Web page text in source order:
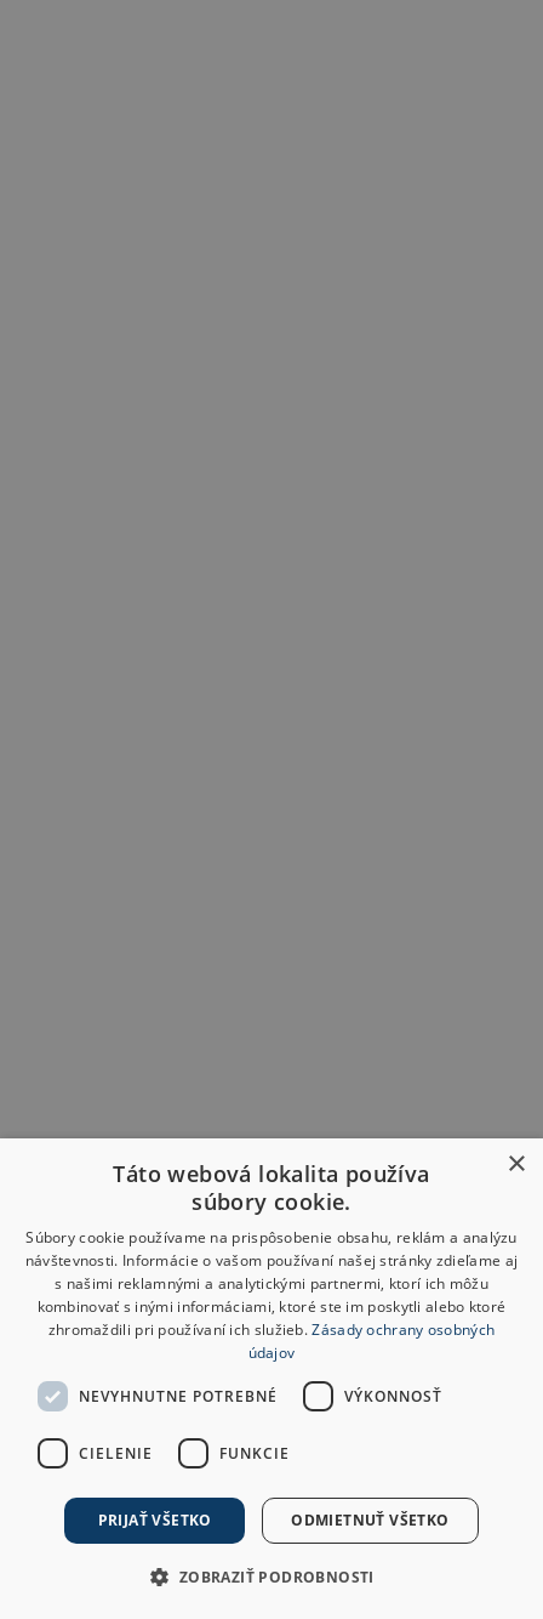
×
Táto webová lokalita používa
súbory cookie.
Súbory cookie používame na prispôsobenie obsahu, reklám a analýzu
návštevnosti. Informácie o vašom používaní našej stránky zdieľame aj
s našimi reklamnými a analytickými partnermi, ktorí ich môžu
kombinovať s inými informáciami, ktoré ste im poskytli alebo ktoré
zhromaždili pri používaní ich služieb.Zásady ochrany osobných
údajov
NEVYHNUTNE POTREBNÉ VÝKONNOSŤ
CIELENIE FUNKCIE
PRIJAŤ VŠETKO ODMIETNUŤ VŠETKO
ZOBRAZIŤ PODROBNOSTI